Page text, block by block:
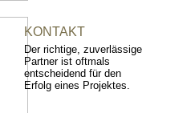
KONTAKT
Der richtige, zuverlässige
Partner ist oftmals
entscheidend für den
Erfolg eines Projektes.